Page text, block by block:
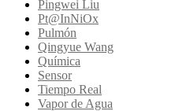
Pingwei Liu
Pt@InNiOx
Pulmón
Qingyue Wang
Química
Sensor
Tiempo Real
Vapor de Agua